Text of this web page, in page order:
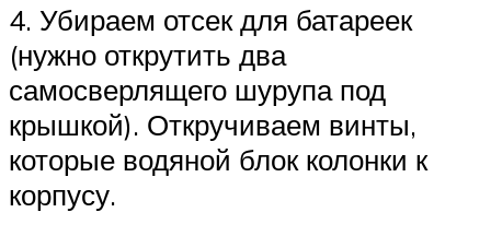
4. Убираем отсек для батареек
(нужно открутить два
самосверлящего шурупа под
крышкой). Откручиваем винты,
которые водяной блок колонки к
корпусу.